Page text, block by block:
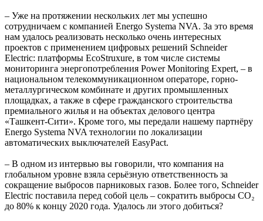
– Уже на протяжении нескольких лет мы успешно
сотрудничаем с компанией Energo Systema NVA. За это время
нам удалось реализовать несколько очень интересных
проектов с применением цифровых решений Schneider
Electric: платформы EcoStruxure, в том числе системы
мониторинга энергопотребления Power Monitoring Expert, – в
национальном телекоммуникационном операторе, горно-
металлургическом комбинате и других промышленных
площадках, а также в сфере гражданского строительства
премиального жилья и на объектах делового центра
«Ташкент-Сити». Кроме того, мы передали нашему партнёру
Energo Systema NVA технологии по локализации
автоматических выключателей EasyPact.
– В одном из интервью вы говорили, что компания на
глобальном уровне взяла серьёзную ответственность за
сокращение выбросов парниковых газов. Более того, Schneider
Electric поставила перед собой цель – сократить выбросы СО₂
до 80% к концу 2020 года. Удалось ли этого добиться?